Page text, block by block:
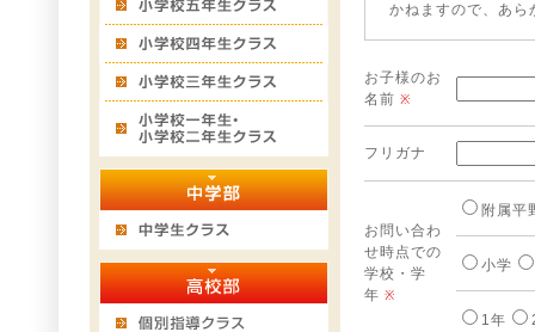
かねますので、あら
お子様のお
名前 ※
フリガナ
お問い合わ
せ時点での
学校・学
年 ※
附属平
小学
1年